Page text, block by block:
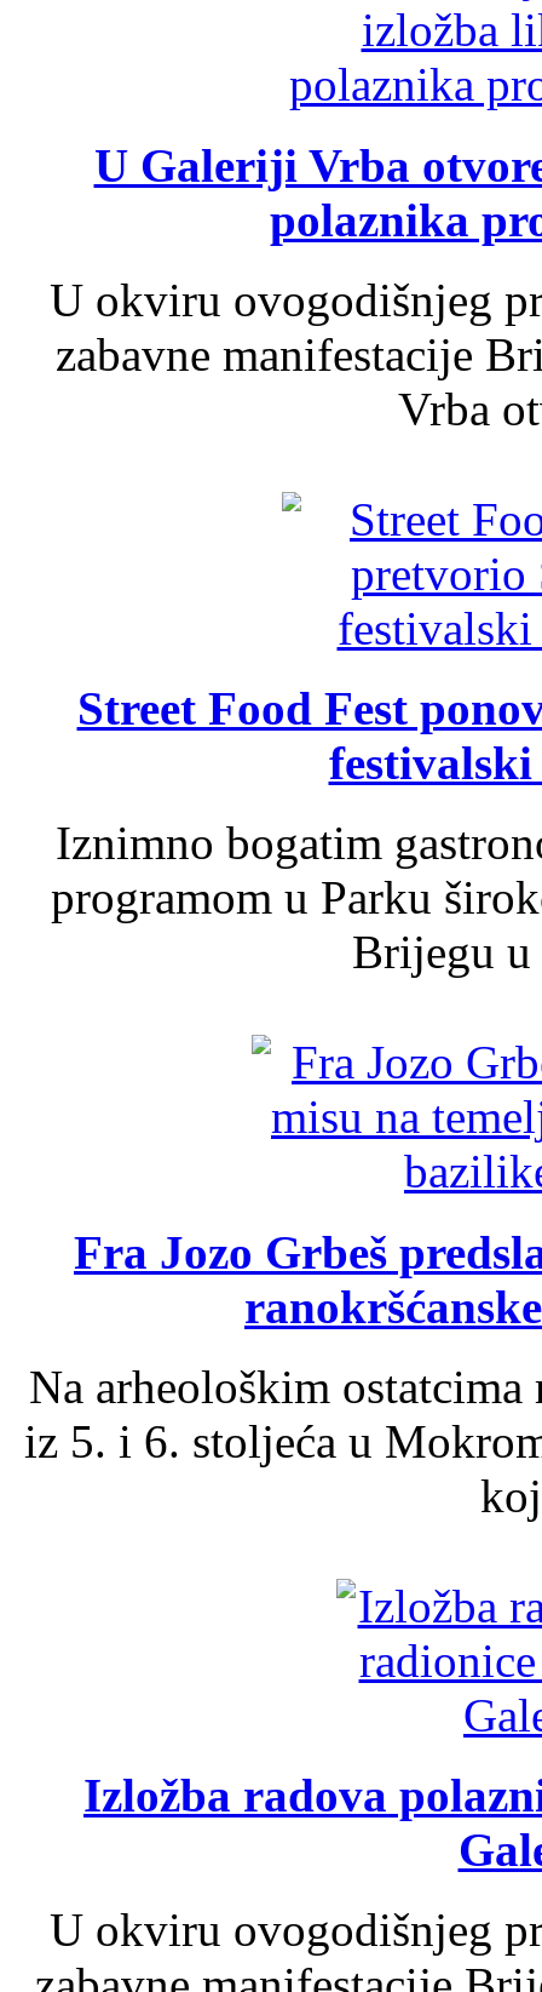
U Galeriji Vrba
polaznika
U okviru ovogodišnjeg
zabavne manifestacije
Vrba
Street Food Fest
Iznimno bogatim
programom u Parku
Brijegu u
Fra Jozo Grbeš
Na arheološkim
iz 5. i 6. stoljeća u
Izložba radova
U okviru ovogodišnjeg